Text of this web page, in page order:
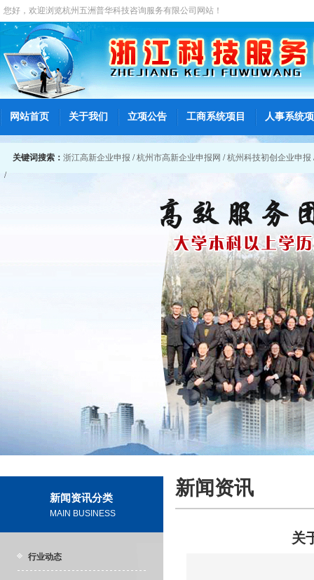
您好，欢迎浏览杭州五洲普华科技咨询服务有限公司 网站！
网站首页 关于我们 立项公告 工商系统项目 人事系统
关键词搜索： 浙江高新企业申报 /杭州市高新企业申报网 /杭州科技初创企业申报
/
新闻资讯分类
MAIN BUSINESS
行业动态
新闻资讯
关